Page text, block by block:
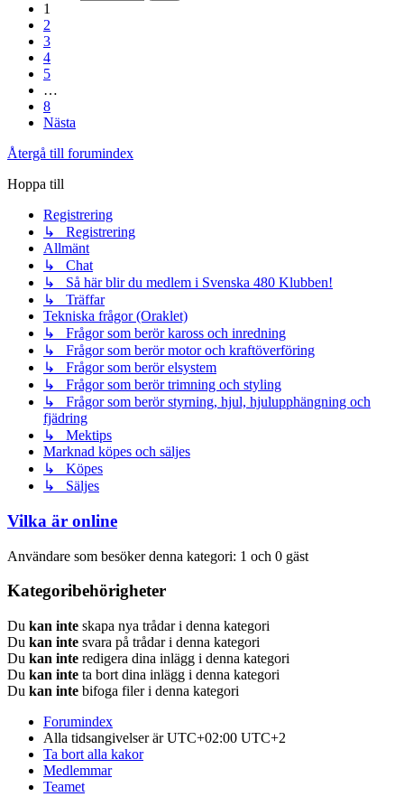
1
2
3
4
5
…
8
Nästa
Återgå till forumindex
Hoppa till
Registrering
↳ Registrering
Allmänt
↳ Chat
↳ Så här blir du medlem i Svenska 480 Klubben!
↳ Träffar
Tekniska frågor (Oraklet)
↳ Frågor som berör kaross och inredning
↳ Frågor som berör motor och kraftöverföring
↳ Frågor som berör elsystem
↳ Frågor som berör trimning och styling
↳ Frågor som berör styrning, hjul, hjulupphängning och
fjädring
↳ Mektips
Marknad köpes och säljes
↳ Köpes
↳ Säljes
Vilka är online
Användare som besöker denna kategori: 1 och 0 gäst
Kategoribehörigheter
Du kan inte skapa nya trådar i denna kategori
Du kan inte svara på trådar i denna kategori
Du kan inte redigera dina inlägg i denna kategori
Du kan inte ta bort dina inlägg i denna kategori
Du kan inte bifoga filer i denna kategori
Forumindex
Alla tidsangivelser är UTC+02:00 UTC+2
Ta bort alla kakor
Medlemmar
Teamet